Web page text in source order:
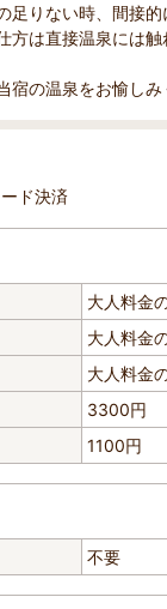
足りない時、間接
方は直接温泉には触
宿の温泉をお愉しみ
ド決済
大人料金
大人料金
大人料金
3300円
1100円
不要